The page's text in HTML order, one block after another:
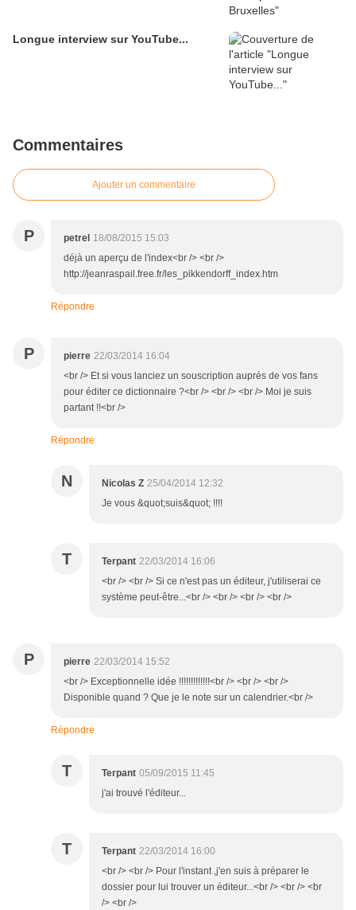
Longue interview sur YouTube...
Commentaires
Ajouter un commentaire
P petrel 18/08/2015 15:03
déjà un aperçu de l'index<br /> <br />
http://jeanraspail.free.fr/les_pikkendorff_index.htm
Répondre
P pierre 22/03/2014 16:04
<br /> Et si vous lanciez un souscription auprés de vos fans
pour éditer ce dictionnaire ?<br /> <br /> <br /> Moi je suis
partant !!<br />
Répondre
N Nicolas Z 25/04/2014 12:32
Je vous &quot;suis&quot; !!!!
T Terpant 22/03/2014 16:06
<br /> <br /> Si ce n'est pas un éditeur, j'utiliserai ce
système peut-être...<br /> <br /> <br /> <br />
P pierre 22/03/2014 15:52
<br /> Exceptionnelle idée !!!!!!!!!!!!!<br /> <br /> <br />
Disponible quand ? Que je le note sur un calendrier.<br />
Répondre
T Terpant 05/09/2015 11:45
j'ai trouvé l'éditeur...
T Terpant 22/03/2014 16:00
<br /> <br /> Pour l'instant ,j'en suis à préparer le
dossier pour lui trouver un éditeur...<br /> <br /> <br
/> <br />